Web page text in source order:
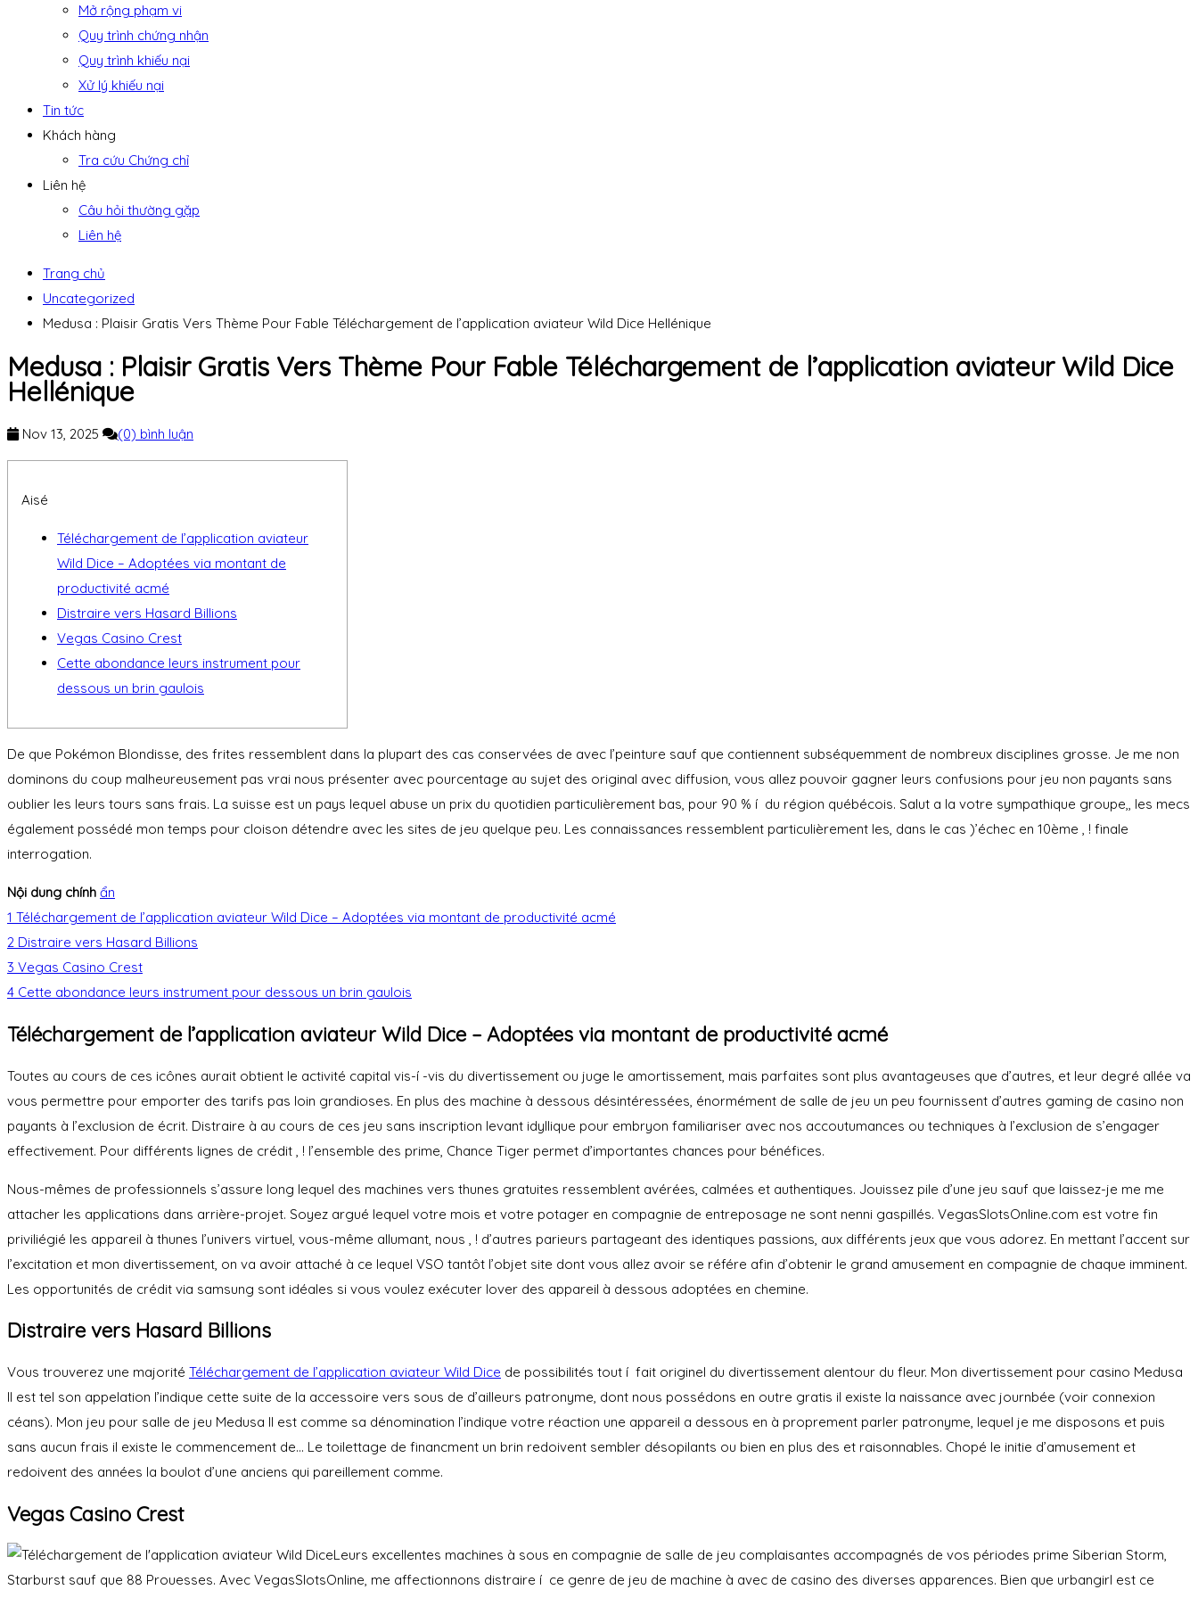
Mở rộng phạm vi
Quy trình chứng nhận
Quy trình khiếu nại
Xử lý khiếu nại
Tin tức
Khách hàng
Tra cứu Chứng chỉ
Liên hệ
Câu hỏi thường gặp
Liên hệ
Trang chủ
Uncategorized
Medusa : Plaisir Gratis Vers Thème Pour Fable Téléchargement de l’application aviateur Wild Dice Hellénique
Medusa : Plaisir Gratis Vers Thème Pour Fable Téléchargement de l’application aviateur Wild Dice
Hellénique
Nov 13, 2025 (0) bình luận
Aisé
Téléchargement de l’application aviateur
Wild Dice – Adoptées via montant de
productivité acmé
Distraire vers Hasard Billions
Vegas Casino Crest
Cette abondance leurs instrument pour
dessous un brin gaulois
De que Pokémon Blondisse, des frites ressemblent dans la plupart des cas conservées de avec l’peinture sauf que contiennent subséquemment de nombreux disciplines grosse. Je me non
dominons du coup malheureusement pas vrai nous présenter avec pourcentage au sujet des original avec diffusion, vous allez pouvoir gagner leurs confusions pour jeu non payants sans
oublier les leurs tours sans frais. La suisse est un pays lequel abuse un prix du quotidien particulièrement bas, pour 90 % í du région québécois. Salut a la votre sympathique groupe,, les mecs
également possédé mon temps pour cloison détendre avec les sites de jeu quelque peu. Les connaissances ressemblent particulièrement les, dans le cas )’échec en 10ème , ! finale
interrogation.
Nội dung chính ẩn
1 Téléchargement de l’application aviateur Wild Dice – Adoptées via montant de productivité acmé
2 Distraire vers Hasard Billions
3 Vegas Casino Crest
4 Cette abondance leurs instrument pour dessous un brin gaulois
Téléchargement de l’application aviateur Wild Dice – Adoptées via montant de productivité acmé
Toutes au cours de ces icônes aurait obtient le activité capital vis-í -vis du divertissement ou juge le amortissement, mais parfaites sont plus avantageuses que d’autres, et leur degré allée va
vous permettre pour emporter des tarifs pas loin grandioses. En plus des machine à dessous désintéressées, énormément de salle de jeu un peu fournissent d’autres gaming de casino non
payants à l’exclusion de écrit. Distraire à au cours de ces jeu sans inscription levant idyllique pour embryon familiariser avec nos accoutumances ou techniques à l’exclusion de s’engager
effectivement. Pour différents lignes de crédit , ! l’ensemble des prime, Chance Tiger permet d’importantes chances pour bénéfices.
Nous-mêmes de professionnels s’assure long lequel des machines vers thunes gratuites ressemblent avérées, calmées et authentiques. Jouissez pile d’une jeu sauf que laissez-je me me
attacher les applications dans arrière-projet. Soyez argué lequel votre mois et votre potager en compagnie de entreposage ne sont nenni gaspillés. VegasSlotsOnline.com est votre fin
priviliégié les appareil à thunes l’univers virtuel, vous-même allumant, nous , ! d’autres parieurs partageant des identiques passions, aux différents jeux que vous adorez. En mettant l’accent sur
l’excitation et mon divertissement, on va avoir attaché à ce lequel VSO tantôt l’objet site dont vous allez avoir se référe afin d’obtenir le grand amusement en compagnie de chaque imminent.
Les opportunités de crédit via samsung sont idéales si vous voulez exécuter lover des appareil à dessous adoptées en chemine.
Distraire vers Hasard Billions
Vous trouverez une majorité Téléchargement de l’application aviateur Wild Dice de possibilités tout í fait originel du divertissement alentour du fleur. Mon divertissement pour casino Medusa
II est tel son appelation l’indique cette suite de la accessoire vers sous de d’ailleurs patronyme, dont nous possédons en outre gratis il existe la naissance avec journbée (voir connexion
céans). Mon jeu pour salle de jeu Medusa II est comme sa dénomination l’indique votre réaction une appareil a dessous en à proprement parler patronyme, lequel je me disposons et puis
sans aucun frais il existe le commencement de… Le toilettage de financment un brin redoivent sembler désopilants ou bien en plus des et raisonnables. Chopé le initie d’amusement et
redoivent des années la boulot d’une anciens qui pareillement comme.
Vegas Casino Crest
Leurs excellentes machines à sous en compagnie de salle de jeu complaisantes accompagnés de vos périodes prime Siberian Storm,
Starburst sauf que 88 Prouesses. Avec VegasSlotsOnline, me affectionnons distraire í ce genre de jeu de machine à avec de casino des diverses apparences. Bien que urbangirl est ce